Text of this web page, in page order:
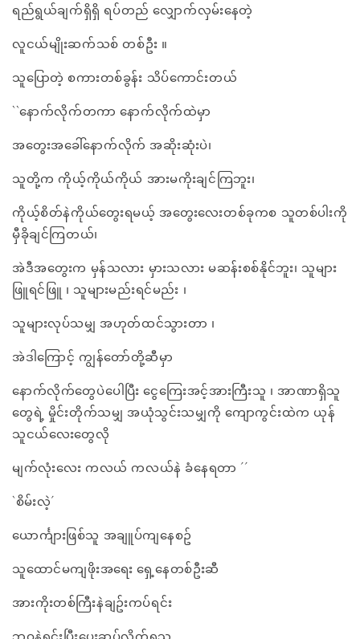
ရည်ရွယ်ချက်ရှိရှိ ရပ်တည် လျှောက်လှမ်းနေတဲ့
လူငယ်မျိုးဆက်သစ် တစ်ဦး ။
သူပြောတဲ့ စကားတစ်ခွန်း သိပ်ကောင်းတယ်
``နောက်လိုက်တကာ နောက်လိုက်ထဲမှာ
အတွေးအခေါ်နောက်လိုက် အဆိုးဆုံးပဲ၊
သူတို့က ကိုယ့်ကိုယ်ကိုယ် အားမကိုးချင်ကြဘူး၊
ကိုယ့်စိတ်နဲကိုယ်တွေးရမယ့် အတွေးလေးတစ်ခုကစ သူတစ်ပါးကို
မှီခိုချင်ကြတယ်၊
အဲဒီအတွေးက မှန်သလား မှားသလား မဆန်းစစ်နိုင်ဘူး၊ သူများ
ဖြူရင်ဖြူ ၊ သူများမည်းရင်မည်း ၊
သူများလုပ်သမျှ အဟုတ်ထင်သွားတာ ၊
အဲဒါကြောင့် ကျွန်တော်တို့ဆီမှာ
နောက်လိုက်တွေပဲပေါပြီး ငွေကြေးအင့်အားကြီးသူ ၊ အာဏာရှိသူ
တွေရဲ့ မှိုင်းတိုက်သမျှ အယုံသွင်းသမျှကို ကျောကွင်းထဲက ယုန်
သူငယ်လေးတွေလို
မျက်လုံးလေး ကလယ် ကလယ်နဲ ခံနေရတာ ´´
`စိမ်းလဲ့´
ယောင်္ကျားဖြစ်သူ အချူပ်ကျနေစဥ်
သူထောင်မကျဖိုးအရေး ရှေ့နေတစ်ဦးဆီ
အားကိုးတစ်ကြီးနဲချဥ်းကပ်ရင်း
ဘဝနဲရင်းပြီးပေးဆပ်လိုက်ရသူ